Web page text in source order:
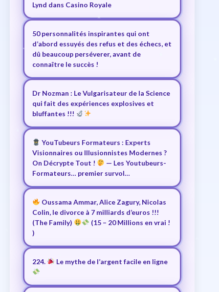
Lynd dans Casino Royale
50 personnalités inspirantes qui ont
d’abord essuyés des refus et des échecs, et
dû beaucoup perséverer, avant de
connaître le succès !
Dr Nozman : Le Vulgarisateur de la Science
qui fait des expériences explosives et
bluffantes !!!
YouTubeurs Formateurs : Experts
Visionnaires ou Illusionnistes Modernes ?
On Décrypte Tout !
— Les Youtubeurs-
Formateurs… premier survol…
Oussama Ammar, Alice Zagury, Nicolas
Colin, le divorce à 7 milliards d’euros !!!
(The Family)
(15 – 20 Millions en vrai !
)
224. Le mythe de l’argent facile en ligne